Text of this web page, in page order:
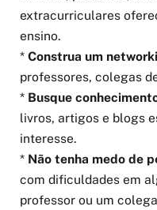
extracurriculares
ensino.
* Construa um
professores, colegas
* Busque
livros, artigos e blogs
interesse.
* Não tenha medo de
com dificuldades em
professor ou um